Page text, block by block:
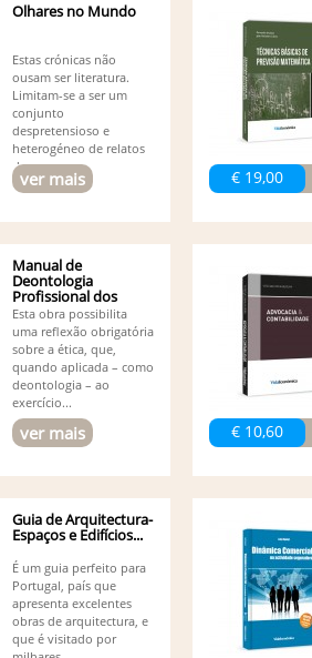
Olhares no Mundo
Estas crónicas não
ousam ser literatura.
Limitam-se a ser um
conjunto
despretensioso e
heterogéneo de relatos
de...
ver mais € 19,00
Manual de
Deontologia
Profissional dos
Contabilistas...
Esta obra possibilita
uma reflexão obrigatória
sobre a ética, que,
quando aplicada – como
deontologia – ao
exercício...
ver mais € 10,60
Guia de Arquitectura-
Espaços e Edifícios...
É um guia perfeito para
Portugal, país que
apresenta excelentes
obras de arquitectura, e
que é visitado por